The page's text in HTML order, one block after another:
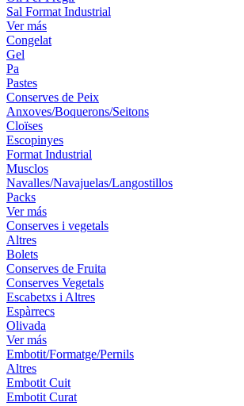
Sal Format Industrial
Ver más
Congelat
Gel
Pa
Pastes
Conserves de Peix
Anxoves/Boquerons/Seitons
Cloïses
Escopinyes
Format Industrial
Musclos
Navalles/Navajuelas/Langostillos
Packs
Ver más
Conserves i vegetals
Altres
Bolets
Conserves de Fruita
Conserves Vegetals
Escabetxs i Altres
Espàrrecs
Olivada
Ver más
Embotit/Formatge/Pernils
Altres
Embotit Cuit
Embotit Curat